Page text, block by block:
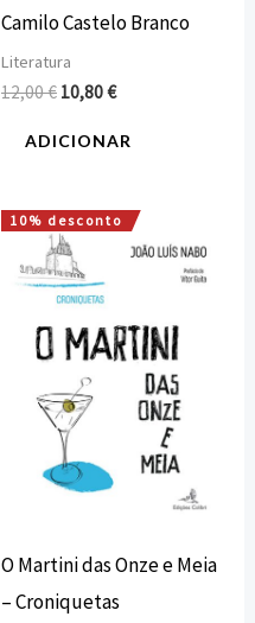
Camilo Castelo Branco
Literatura
12,00€ 10,80€
ADICIONAR
10% desconto
O Martini das Onze e Meia
– Croniquetas
O
preço
original
era:
16,00 €.
O
preço
14,40 €.